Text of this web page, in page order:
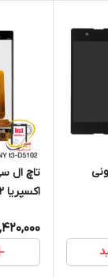
تاچ ال
اکسپریا Xperia t3 D5102